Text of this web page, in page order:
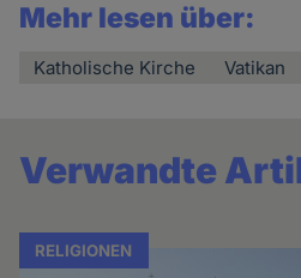
Mehr lesen über:
Katholische Kirche Vatikan
Verwandte
RELIGIONEN